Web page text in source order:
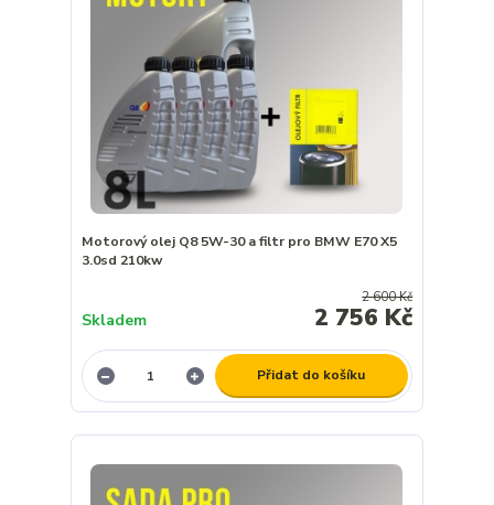
Motorový olej Q8 5W-30 a filtr pro BMW E70 X5
3.0sd 210kw
2 600 Kč
2 756 Kč
Skladem
Přidat do košíku